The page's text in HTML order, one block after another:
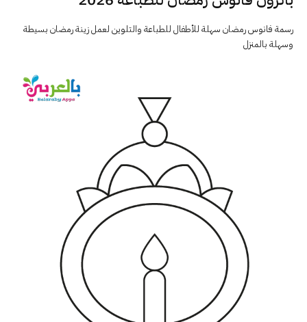
رسمة فانوس رمضان سهلة للأطفال للطباعة والتلوين لعمل زينة رمضان بسيطة
وسهلة بالمنزل